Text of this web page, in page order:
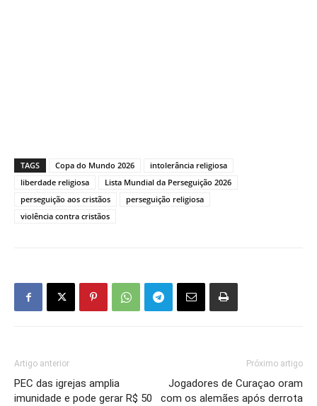
TAGS Copa do Mundo 2026
intolerância religiosa
liberdade religiosa
Lista Mundial da Perseguição 2026
perseguição aos cristãos
perseguição religiosa
violência contra cristãos
Artigo anterior
PEC das igrejas amplia
imunidade e pode gerar R$ 50
Próximo artigo
Jogadores de Curaçao oram
com os alemães após derrota